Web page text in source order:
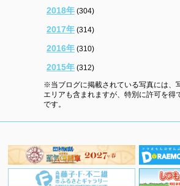
2018年 (304)
2017年 (314)
2016年 (310)
2015年 (312)
※当ブログに掲載されている写真には、
エリアも含まれますが、特別に許可を得
です。